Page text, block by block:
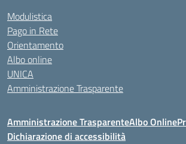
Modulistica
Pago in Rete
Orientamento
Albo online
UNICA
Amministrazione Trasparente
Amministrazione TrasparenteAlbo Online
Dichiarazione di accessibilità